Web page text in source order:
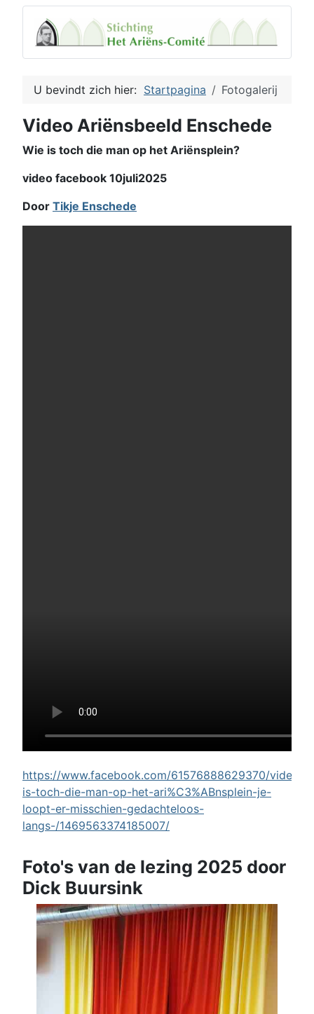
U bevindt zich hier: Startpagina Fotogalerij
Video Ariënsbeeld Enschede
Wie is toch die man op het Ariënsplein?
video facebook 10juli2025
Door Tikje Enschede
https://www.facebook.com/61576888629370/videos/
is-toch-die-man-op-het-ari%C3%ABnsplein-je-
loopt-er-misschien-gedachteloos-
langs-/1469563374185007/
Foto's van de lezing 2025 door
Dick Buursink